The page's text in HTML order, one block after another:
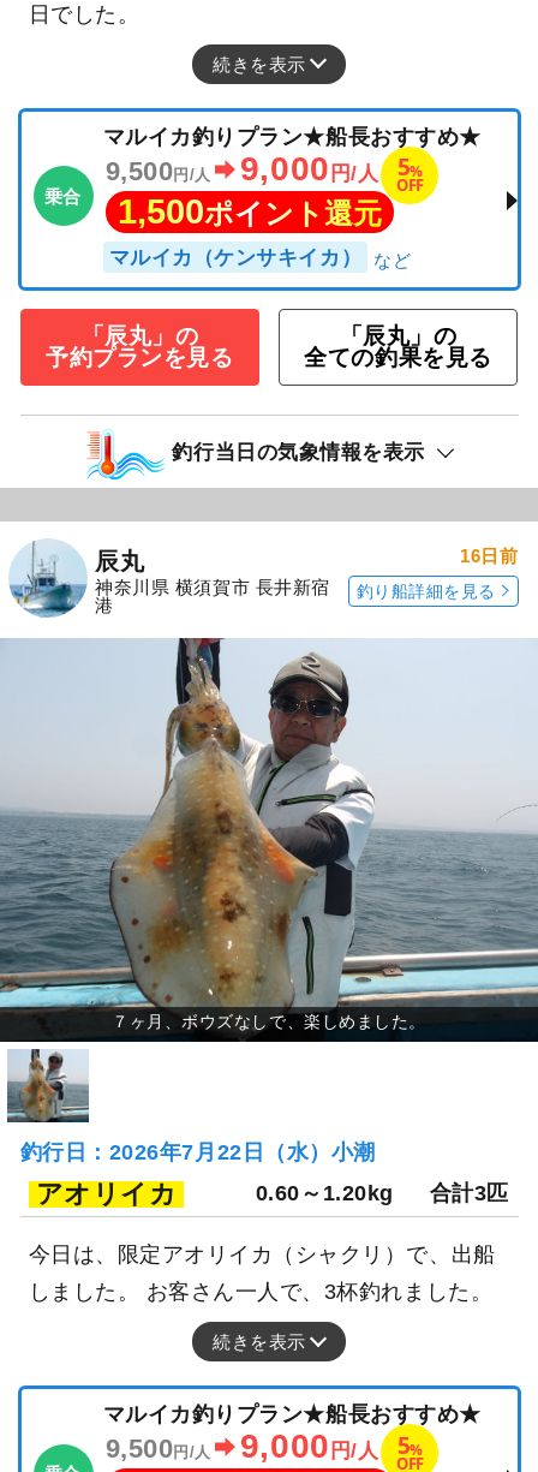
日でした。
続きを表示
乗合
マルイカ釣りプラン★船長おすすめ★
9,500円/人 9,000 円/人 5%
OFF
1,500ポイント還元
マルイカ（ケンサキイカ）
「辰丸」の
予約プランを見る
「辰丸」の
全ての釣果を見る
釣行当日の気象情報を表示
辰丸
神奈川県 横須賀市 長井新宿
港
16日前
釣り船詳細を見る
釣行日：2026年7月22日（水）小潮
アオリイカ 0.60～1.20kg 合計3匹
今日は、限定アオリイカ（シャクリ）で、出船
しました。 お客さん一人で、3杯釣れました。
続きを表示
マルイカ釣りプラン★船長おすすめ★
9,500 円/人 9,000 円/人 5%
OFF